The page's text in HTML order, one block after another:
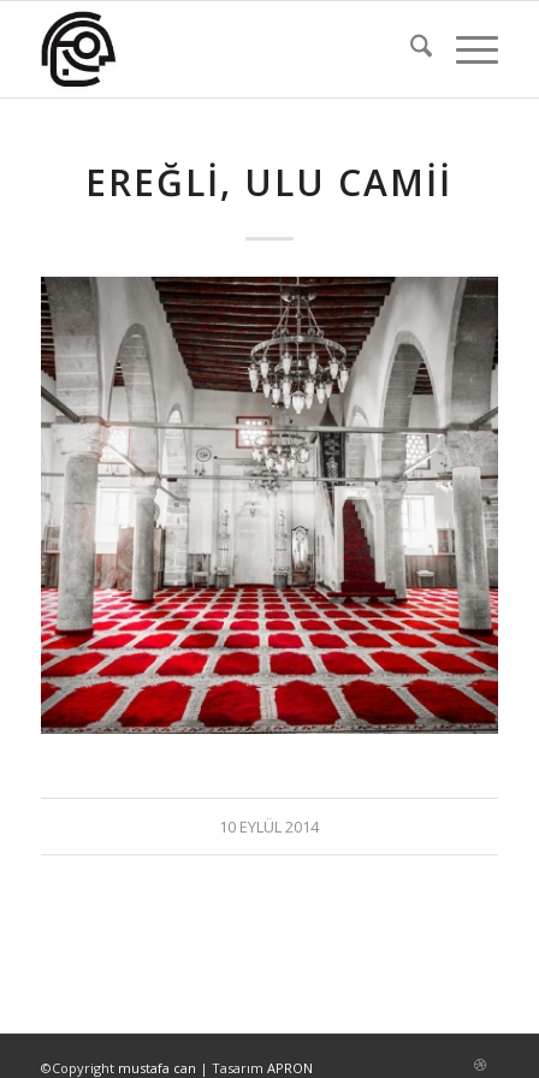
EREĞLI, ULU CAMII
10 EYLÜL 2014
©Copyright mustafa can | Tasarım APRON